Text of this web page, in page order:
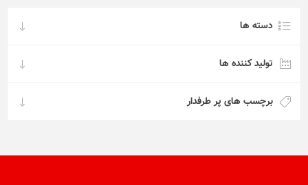
دسته ها
تولید کننده ها
برچسب های پر طرفدار